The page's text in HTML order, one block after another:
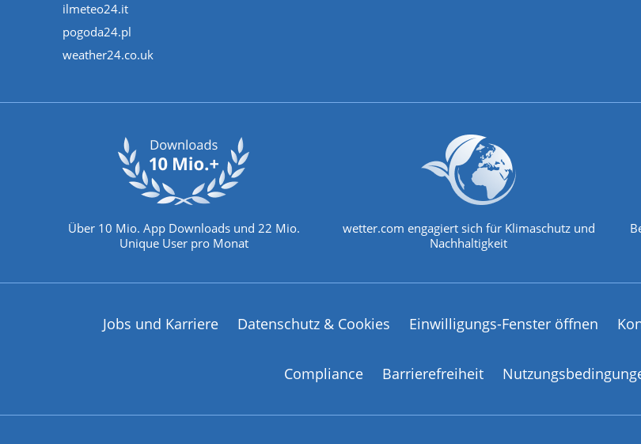
ilmeteo24.it
pogoda24.pl
weather24.co.uk
Über 10 Mio. App Downloads und 22 Mio.
Unique User pro Monat
wetter.com engagiert sich für Klimaschutz und
Nachhaltigkeit
Jobs und Karriere Datenschutz & Cookies Einwilligungs-Fenster öffnen
Compliance Barrierefreiheit